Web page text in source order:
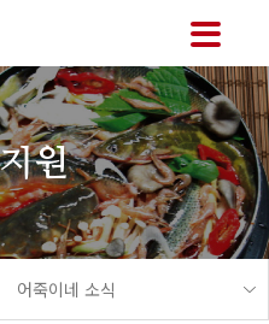
원
어죽이네 소식